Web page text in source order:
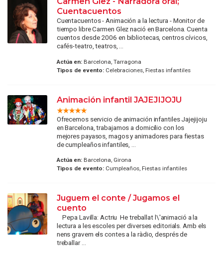
Cuentacuentos
Cuentacuentos - Animación a la lectura - Monitor de
tiempo libre Carmen Glez nació en Barcelona. Cuenta
cuentos desde 2006 en bibliotecas, centros cívicos,
cafés-teatro, teatros, ...
Actúa en:Barcelona, Tarragona
Tipos de evento:Celebraciones, Fiestas infantiles
Animación infantil JAJEJIJOJU
Ofrecemos servicio de animación infantiles Jajejijoju
en Barcelona, trabajamos a domicilio con los
mejores payasos, magos y animadores para fiestas
de cumpleaños infantiles, ...
Actúa en:Barcelona, Girona
Tipos de evento:Cumpleaños, Fiestas infantiles
Juguem el conte / Jugamos el
cuento
Pepa Lavilla: Actriu He treballat l\'animació a la
lectura a les escoles per diverses editorials. Amb els
nens gravem els contes a la ràdio, després de
treballar ...